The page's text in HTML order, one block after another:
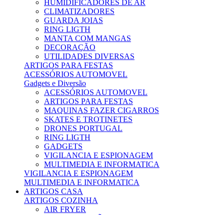
HUMIDIFICADORES DE AR
CLIMATIZADORES
GUARDA JOIAS
RING LIGTH
MANTA COM MANGAS
DECORAÇÃO
UTILIDADES DIVERSAS
ARTIGOS PARA FESTAS
ACESSÓRIOS AUTOMOVEL
Gadgets e Diversão
ACESSÓRIOS AUTOMOVEL
ARTIGOS PARA FESTAS
MAQUINAS FAZER CIGARROS
SKATES E TROTINETES
DRONES PORTUGAL
RING LIGTH
GADGETS
VIGILANCIA E ESPIONAGEM
MULTIMEDIA E INFORMATICA
VIGILANCIA E ESPIONAGEM
MULTIMEDIA E INFORMATICA
ARTIGOS CASA
ARTIGOS COZINHA
AIR FRYER